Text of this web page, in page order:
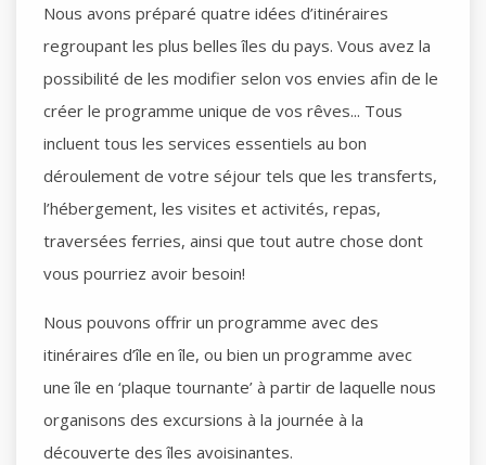
Nous avons préparé quatre idées d’itinéraires
regroupant les plus belles îles du pays. Vous avez la
possibilité de les modifier selon vos envies afin de le
créer le programme unique de vos rêves... Tous
incluent tous les services essentiels au bon
déroulement de votre séjour tels que les transferts,
l’hébergement, les visites et activités, repas,
traversées ferries, ainsi que tout autre chose dont
vous pourriez avoir besoin!
Nous pouvons offrir un programme avec des
itinéraires d’île en île, ou bien un programme avec
une île en ‘plaque tournante’ à partir de laquelle nous
organisons des excursions à la journée à la
découverte des îles avoisinantes.